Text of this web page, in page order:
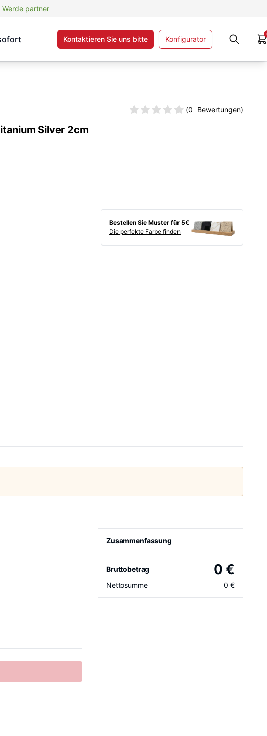
Werde partner
Kontaktieren Sie uns bitte Konfigurator
(0 Bewertungen)
Silver 2cm
Bestellen Sie Muster für 5€
Die perfekte Farbe finden
Zusammenfassung
Bruttobetrag 0 €
Nettosumme 0 €